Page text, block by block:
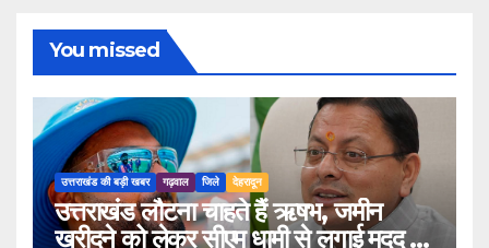
You missed
उत्तराखंड की बड़ी खबर गढ़वाल जिले देहरादून
उत्तराखंड लौटना चाहते हैं ऋषभ, जमीन
खरीदने को लेकर सीएम धामी से लगाई मदद की